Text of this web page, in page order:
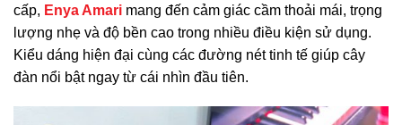
cấp, Enya Amari mang đến cảm giác cầm thoải mái, trọng
lượng nhẹ và độ bền cao trong nhiều điều kiện sử dụng.
Kiểu dáng hiện đại cùng các đường nét tinh tế giúp cây
đàn nổi bật ngay từ cái nhìn đầu tiên.